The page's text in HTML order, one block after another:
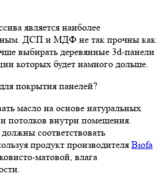
является наиболее
ДСП и МДФ не так прочны как
выбирать деревянные 3d-панели
которых будет намного дольше.
покрытия панелей?
масло на основе натуральных
потолков внутри помещения.
соответствовать
продукт производителя Biofa
матовой, влага